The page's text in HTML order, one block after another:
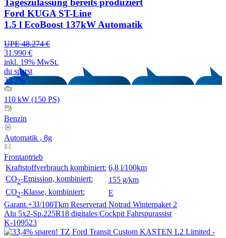
Tageszulassung bereits produziert
Ford KUGA ST-Line
1.5 l EcoBoost 137kW Automatik
UPE 48.274 €
31.990 €
inkl. 19% MwSt.
du sparst
33,7%
110 kW (150 PS)
Benzin
Automatik , 8g
Frontantrieb
Kraftstoffverbrauch kombiniert: 6,8 l/100km
CO2-Emission, kombiniert:
155 g/km
CO2-Klasse, kombiniert:
E
Garant.+3J/100Tkm Reserverad Notrad Winterpaket 2
Alu 5x2-Sp.225R18 digitales Cockpit Fahrspurassist
K-109523